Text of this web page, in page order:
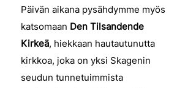
Päivän aikana pysähdymme myös
katsomaan Den Tilsandende
Kirkeä, hiekkaan hautautunutta
kirkkoa, joka on yksi Skagenin
seudun tunnetuimmista